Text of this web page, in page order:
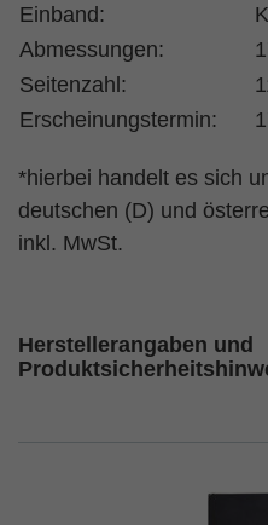
Einband:
Abmessungen:
Seitenzahl:
Erscheinungstermin:
*hierbei handelt es sich
deutschen (D) und
inkl. MwSt.
Herstellerangaben und